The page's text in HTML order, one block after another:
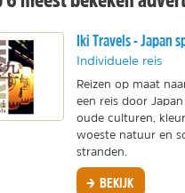
Iki Travels - Japan
Individuele reis
Reizen op maat
een reis door
oude culturen,
woeste natuur en
stranden.
BEKIJK